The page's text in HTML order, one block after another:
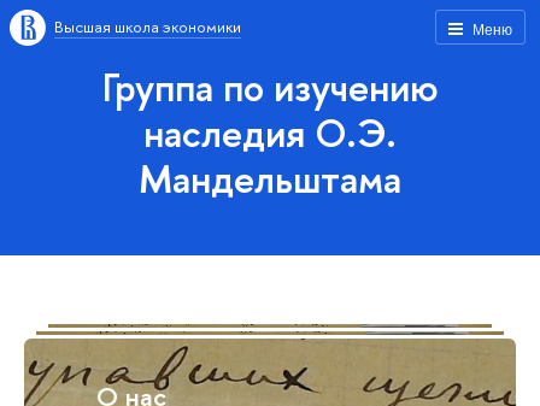
Меню
Высшая школа экономики
Группа по изучению
наследия О.Э.
Мандельштама
О нас